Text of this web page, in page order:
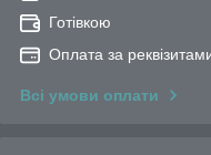
Готівкою
Оплата за
Всі умови оплати